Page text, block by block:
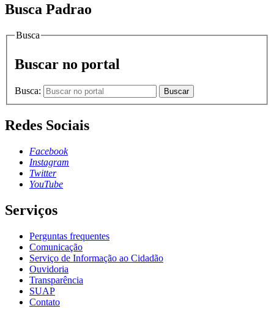
Busca Padrao
Busca
Buscar no portal
Busca: Buscar
Redes Sociais
Facebook
Instagram
Twitter
YouTube
Serviços
Perguntas frequentes
Comunicação
Serviço de Informação ao Cidadão
Ouvidoria
Transparência
SUAP
Contato